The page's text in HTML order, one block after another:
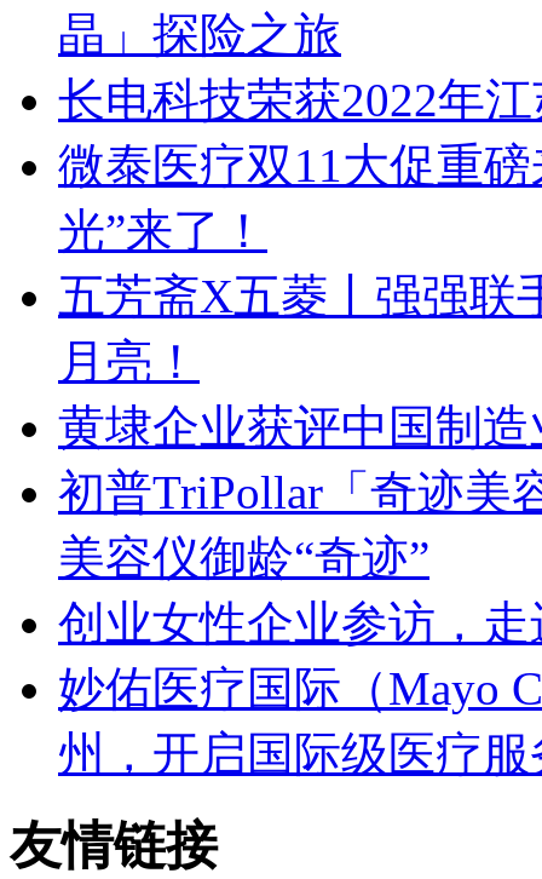
晶」探险之旅
长电科技荣获2022年
微泰医疗双11大促重
光”来了！
五芳斋X五菱丨强强联
月亮！
黄埭企业获评中国制
初普TriPollar「奇迹美
美容仪御龄“奇迹”
创业女性企业参访，
妙佑医疗国际（Mayo
州，开启国际级医疗
友情链接